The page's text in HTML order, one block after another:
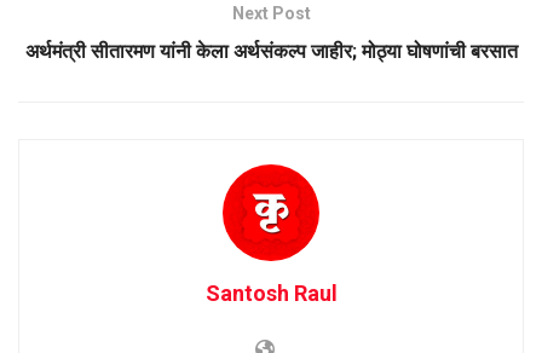
Next Post
अर्थमंत्री सीतारमण यांनी केला अर्थसंकल्प जाहीर; मोठ्या घोषणांची बरसात
Santosh Raul